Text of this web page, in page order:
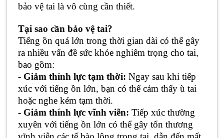
bảo vệ tai là vô cùng cần thiết.
Tại sao cần bảo vệ tai?
Tiếng ồn quá lớn trong thời gian dài có thể gây
ra nhiều vấn đề sức khỏe nghiêm trọng cho tai,
bao gồm:
- Giảm thính lực tạm thời: Ngay sau khi tiếp
xúc với tiếng ồn lớn, bạn có thể cảm thấy ù tai
hoặc nghe kém tạm thời.
- Giảm thính lực vĩnh viễn: Tiếp xúc thường
xuyên với tiếng ồn lớn có thể gây tổn thương